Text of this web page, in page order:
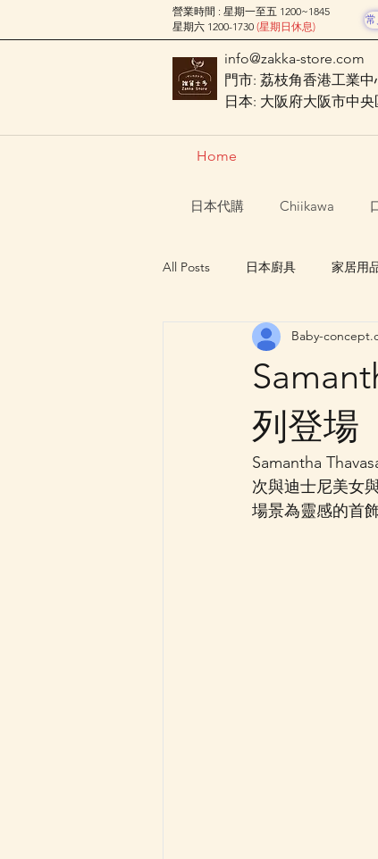
營業時間 : 星期一至五 1200~1845
星期六 1200-1730 (星期日休息)
info@zakka-store.com
門市: 荔枝角香港工業中
日本: 大阪府大阪市中央
Home
日本代購 Chiikawa
All Posts 日本廚具 家居用
Nagano Characters 長野角色
列登場
Baby-
Samantha
次與迪士尼美女
場景為靈感的首